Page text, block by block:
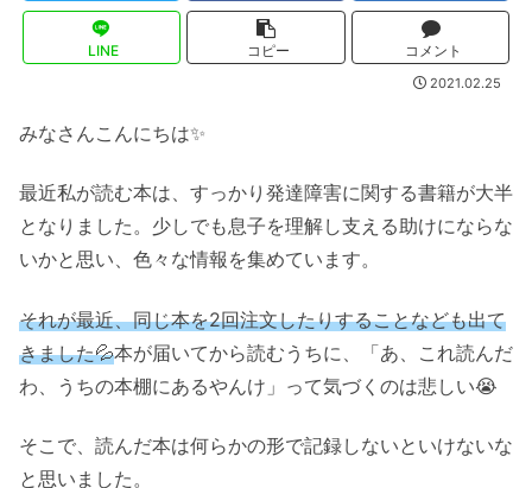
LINE コピー コメント
2021.02.25
みなさんこんにちは✨
最近私が読む本は、すっかり発達障害に関する書籍が大半
となりました。少しでも息子を理解し支える助けにならな
いかと思い、色々な情報を集めています。
それが最近、同じ本を2回注文したりすることなども出て
きました💦本が届いてから読むうちに、「あ、これ読んだ
わ、うちの本棚にあるやんけ」って気づくのは悲しい😭
そこで、読んだ本は何らかの形で記録しないといけないな
と思いました。